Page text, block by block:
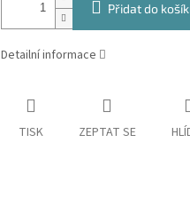
Přidat do
Detailní informace
TISK ZEPTAT SE